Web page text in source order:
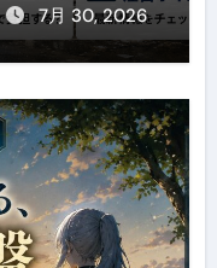
7月 30, 2026